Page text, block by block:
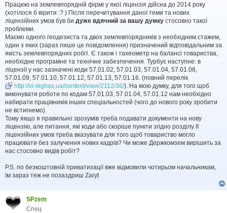
в
і
д
о
м
л
е
н
н
я
Працюю на землевпорядній фірмі у якої ліцензія дійсна до 2014 року
(хотілося б вірити :? ) Після перечитування даної теми та нових
ліцензійних умов був би дуже вдячний за вашу думку стосовно такої
проблеми.
Маємо одного геодезиста та двох землевпорядників з необхідним стажем,
один з яких (зараз пише це повідомлення) призначений відповідальним за
якість землевпорядних робіт. Є також і тахеометр на балансі товариства,
необхідне програмне та технічне забезпечення. Турбує наступне: в
ліцензії у нас зазначені коди 57.01.02, 57.01.03, 57.01.04, 57.01.08,
57.01.09, 57.01.10, 57.01.12, 57.01.13, 57.01.16. (повний перелік
http://vi-leghas.ua/content/view/2112/36/). На мою думку, для того щоб
виконувати роботи по кодам 57.01.03, 57.01.04, 57.01.12 нам необхідно
набирати працівників інших спеціальностей (чого до нового року зробити
не встигнемо).
Тому якщо я правильно зрозумів треба подавати документи на нову
ліцензію, але питання, які коди або скоріше пункти згідно розділу ІІ
ліцензійних умов треба вказувати для того щоб товариство могло
працювати без залучення нових кадрів? Чи може Держкомзем вирішить за
нас стосовно видів робіт?
P.S. по безкоштовній приватизації вже відмовили чотирьом начальникам,
їм зараз теж не позаздриш Zaryt
SPzem
Спец